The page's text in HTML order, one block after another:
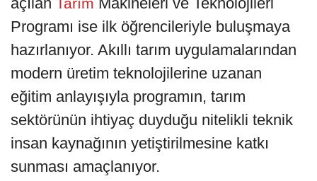
Programı ise ilk öğrencileriyle buluşmaya
hazırlanıyor. Akıllı tarım uygulamalarından
modern üretim teknolojilerine uzanan
eğitim anlayışıyla programın, tarım
sektörünün ihtiyaç duyduğu nitelikli teknik
insan kaynağının yetiştirilmesine katkı
sunması amaçlanıyor.